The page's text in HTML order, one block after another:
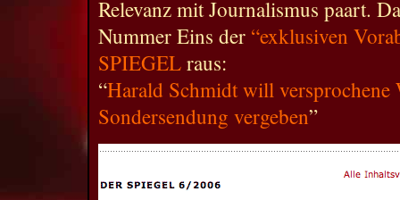
Relevanz mit Journalismus paart.
Nummer Eins der “exklusiven
SPIEGEL raus:
“Harald Schmidt will
Sondersendung vergeben”